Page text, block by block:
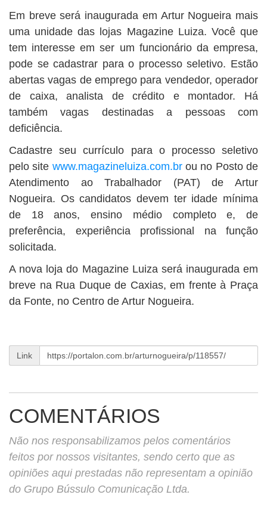
Em breve será inaugurada em Artur Nogueira mais
uma unidade das lojas Magazine Luiza. Você que
tem interesse em ser um funcionário da empresa,
pode se cadastrar para o processo seletivo. Estão
abertas vagas de emprego para vendedor, operador
de caixa, analista de crédito e montador. Há
também vagas destinadas a pessoas com
deficiência.
Cadastre seu currículo para o processo seletivo
pelo site www.magazineluiza.com.brou no Posto de
Atendimento ao Trabalhador (PAT) de Artur
Nogueira. Os candidatos devem ter idade mínima
de 18 anos, ensino médio completo e, de
preferência, experiência profissional na função
solicitada.
A nova loja do Magazine Luiza será inaugurada em
breve na Rua Duque de Caxias, em frente à Praça
da Fonte, no Centro de Artur Nogueira.
Link
COMENTÁRIOS
Não nos responsabilizamos pelos comentários
feitos por nossos visitantes, sendo certo que as
opiniões aqui prestadas não representam a opinião
do Grupo Bússulo Comunicação Ltda.